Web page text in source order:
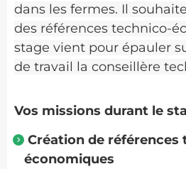
dans les fermes. Il
des références technico-
stage vient pour épauler
de travail la conseillère
Vos missions durant le
Création de références
économiques